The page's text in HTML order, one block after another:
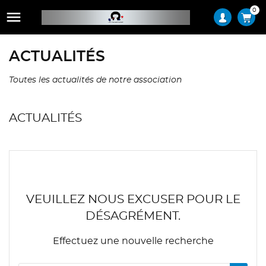
 0
ACTUALITÉS
Toutes les actualités de notre association
ACTUALITÉS
VEUILLEZ NOUS EXCUSER POUR LE
DÉSAGRÉMENT.
Effectuez une nouvelle recherche